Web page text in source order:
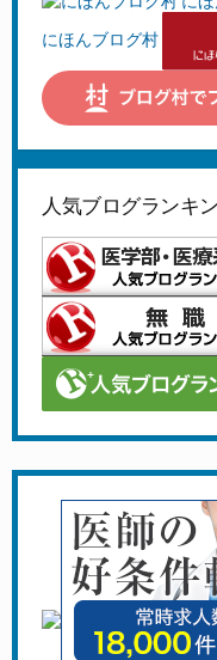
にほんブログ村
人気ブログランキ